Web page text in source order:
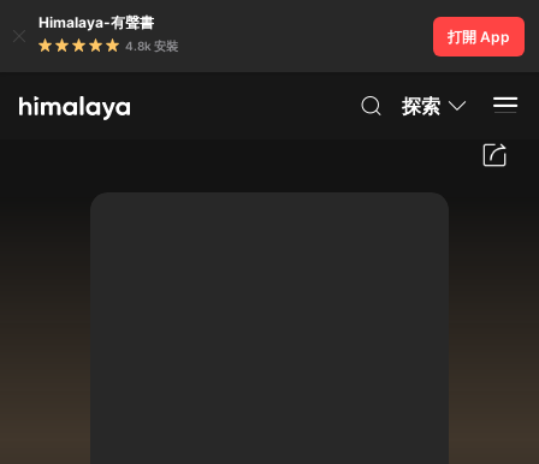
Himalaya-有聲書
4.8k 安裝
打開 App
探索